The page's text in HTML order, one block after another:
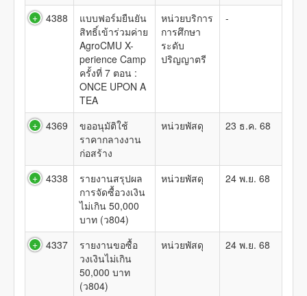
4388
แบบฟอร์มยืนยัน
สิทธิ์เข้าร่วมค่าย
AgroCMU X-
perience Camp
ครั้งที่ 7 ตอน :
ONCE UPON A
TEA
หน่วยบริการ
การศึกษา
ระดับ
ปริญญาตรี
-
4369
ขออนุมัติใช้
ราคากลางงาน
ก่อสร้าง
หน่วยพัสดุ 23 ธ.ค. 68
4338
รายงานสรุปผล
การจัดซื้อวงเงิน
ไม่เกิน 50,000
บาท (ว804)
หน่วยพัสดุ 24 พ.ย. 68
4337
รายงานขอซื้อ
วงเงินไม่เกิน
50,000 บาท
(ว804)
หน่วยพัสดุ 24 พ.ย. 68